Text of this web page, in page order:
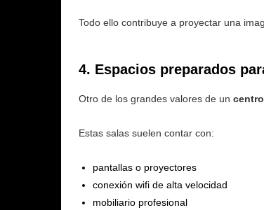
Todo ello contribuye a proyectar una
4. Espacios preparados
Otro de los grandes valores de un
Estas salas suelen contar con:
pantallas o proyectores
conexión wifi de alta velocidad
mobiliario profesional